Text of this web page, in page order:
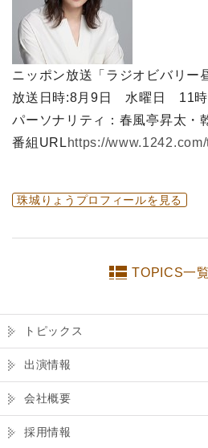
ニッポン放送「ラジオビバリー
放送日時:8月9日 水曜日 11
パーソナリティ：春風亭昇太・
番組URL https://
珠城りょうプロフィールを見る
TOPICS一
トピックス
出演情報
会社概要
採用情報